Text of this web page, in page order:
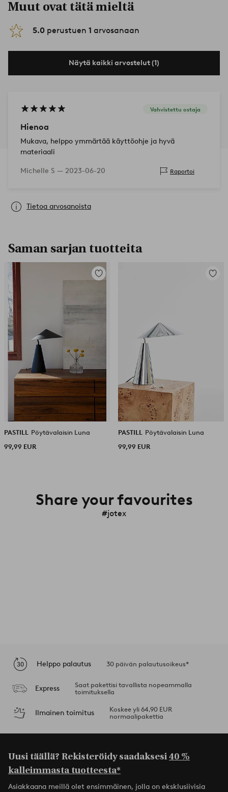
Muut ovat tätä mieltä
5.0 perustuen 1 arvosanaan
Näytä kaikki arvostelut (1)
Vahvistettu ostaja
Hienoa
Mukava, helppo ymmärtää käyttöohje ja hyvä
materiaali
Michelle S — 2023-06-20 Raportoi
Tietoa arvosanoista
Saman sarjan tuotteita
Lisää
PASTILL Pöytävalaisin Luna
99,99 EUR
Lisää
PASTILL Pöytävalaisin Luna
99,99 EUR
Share your favourites
#jotex
Helppo palautus 30 päivän palautusoikeus*
Express
Saat pakettisi tavallista nopeammalla
toimituksella
Ilmainen toimitus
Koskee yli 64,90 EUR
normaalipakettia
Uusi täällä? Rekisteröidy saadaksesi40 %
kalleimmasta tuotteesta*
Asiakkaana meillä olet ensimmäinen, jolla on eksklusiivisia